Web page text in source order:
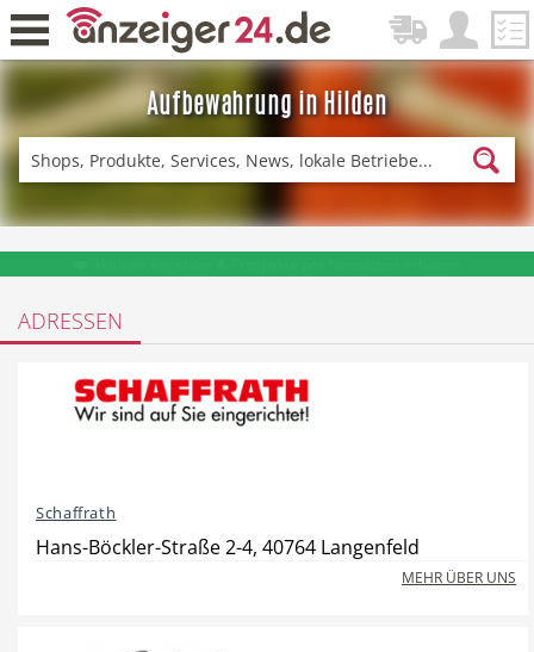
Aufbewahrung in Hilden
Zurück
Fitness & Sport Lieferservice
Einkaufen DE-News
News
ADRESSEN
Schaffrath
Hans-Böckler-Straße 2-4, 40764 Langenfeld
MEHR ÜBER UNS